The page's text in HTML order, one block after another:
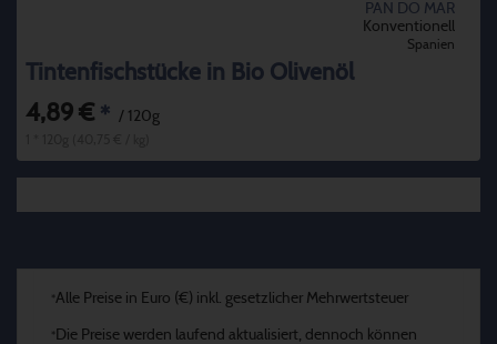
PAN DO MAR
Konventionell
Spanien
Tintenfischstücke in Bio Olivenöl
4,89 € * / 120g
*Alle Preise in Euro (€) inkl. gesetzlicher Mehrwertsteuer
* Die Preise werden laufend aktualisiert, dennoch können